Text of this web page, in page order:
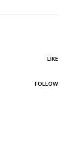
LIKE
FOLLOW